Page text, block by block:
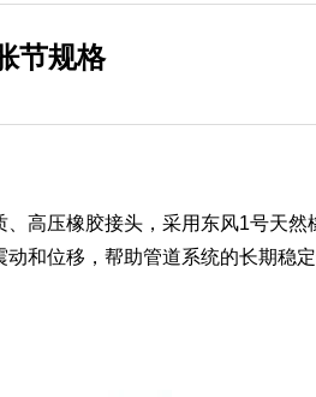
节规格
高压橡胶接头，采用东风1号天然
和位移，帮助管道系统的长期稳